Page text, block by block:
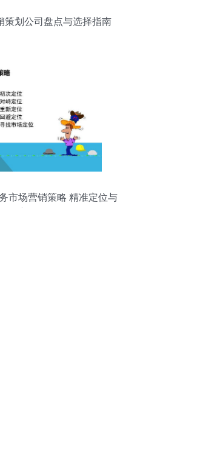
策划公司盘点与选择指南
市场营销策略 精准定位与